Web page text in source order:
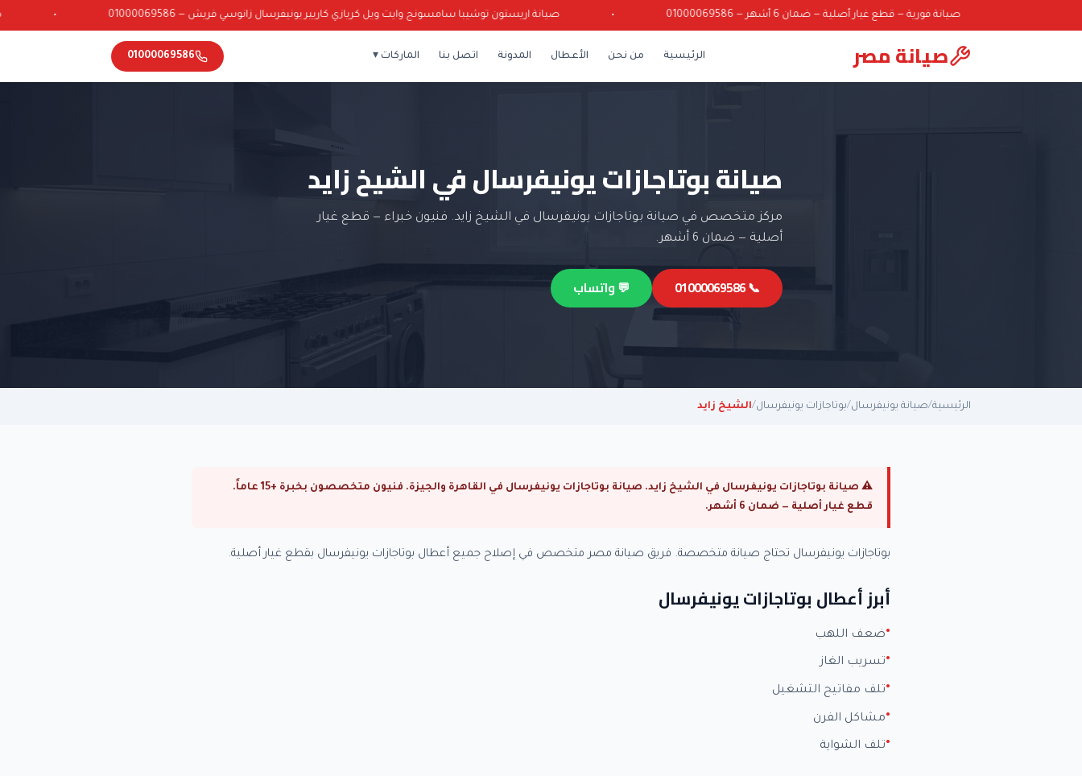
صيانة فورية — قطع غيار أصلية — ضمان 6 أشهر — 01000069586 صيانة اريستون توشيبا سامسونج وايت ويل كريازي كاريير يونيفرسال زانوسي فريش — 01000069586
صيانة مصر الرئيسية من نحن الأعطال المدونة اتصل بنا الماركات ▾ 01000069586
صيانة بوتاجازات يونيفرسال في الشيخ زايد
مركز متخصص في صيانة بوتاجازات يونيفرسال في الشيخ زايد. فنيون خبراء — قطع غيار
أصلية — ضمان 6 أشهر.
📞 01000069586 💬 واتساب
الرئيسية/صيانة يونيفرسال/بوتاجازات يونيفرسال/الشيخ زايد
⚠ صيانة بوتاجازات يونيفرسال في الشيخ زايد. صيانة بوتاجازات يونيفرسال في القاهرة والجيزة. فنيون متخصصون بخبرة +15 عاماً.
قطع غيار أصلية — ضمان 6 أشهر.
بوتاجازات يونيفرسال تحتاج صيانة متخصصة. فريق صيانة مصر متخصص في إصلاح جميع أعطال بوتاجازات يونيفرسال بقطع غيار أصلية.
أبرز أعطال بوتاجازات يونيفرسال
ضعف اللهب
تسريب الغاز
تلف مفاتيح التشغيل
مشاكل الفرن
تلف الشواية